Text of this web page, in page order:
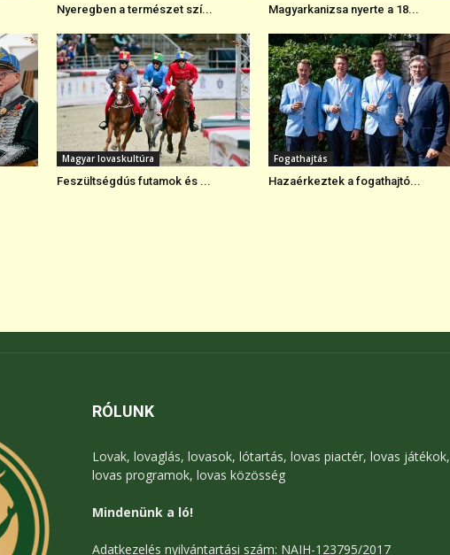
Nyeregben a természet szí... Magyarkanizsa nyerte a 18...
Magyar lovaskultúra
Feszültségdús futamok és ...
Fogathajtás
Hazaérkeztek a fogathajtó...
RÓLUNK
Lovak, lovaglás, lovasok, lótartás, lovas piactér, lovas játékok,
lovas programok, lovas közösség
Mindenünk a ló!
Adatkezelés nyilvántartási szám: NAIH-123795/2017